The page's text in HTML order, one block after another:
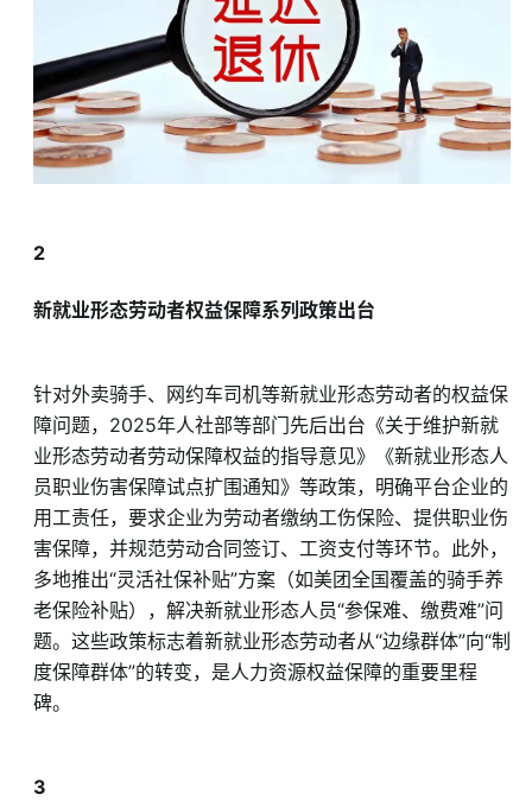
2
新就业形态劳动者权益保障系列政策出台
针对外卖骑手、网约车司机等新就业形态劳动者的权益保
障问题，2025年人社部等部门先后出台《关于维护新就
业形态劳动者劳动保障权益的指导意见》《新就业形态人
员职业伤害保障试点扩围通知》等政策，明确平台企业的
用工责任，要求企业为劳动者缴纳工伤保险、提供职业伤
害保障，并规范劳动合同签订、工资支付等环节。此外，
多地推出“灵活社保补贴”方案（如美团全国覆盖的骑手养
老保险补贴），解决新就业形态人员“参保难、缴费难”问
题。这些政策标志着新就业形态劳动者从“边缘群体”向“制
度保障群体”的转变，是人力资源权益保障的重要里程
碑。
3